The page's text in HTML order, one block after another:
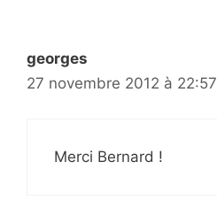
georges
27 novembre 2012 à 22:57
Merci Bernard !